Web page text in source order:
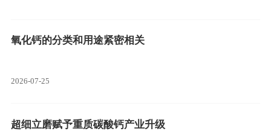
氧化钙的分类和用途紧密相关
2026-07-25
超细立磨赋予重质碳酸钙产业升级